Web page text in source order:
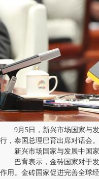
9月5日，新兴市场国家与
行，泰国总理巴育出席对话会
新兴市场国家与发展中国家
巴育表示，金砖国家对于发
作用。金砖国家促进完善全球